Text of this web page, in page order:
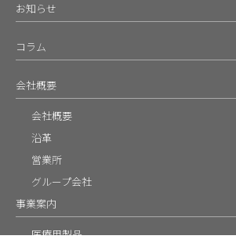
お知らせ
コラム
会社概要
会社概要
沿革
営業所
グループ会社
事業案内
医療用製品